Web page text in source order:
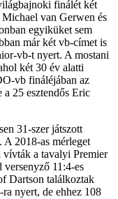
finálét két
van Gerwen és
egyiküket sem
már két vb-címet is
vb-t nyert. A mostani
két 30 év alatti
vb fináléjában az
25 esztendős Eric
31-szer játszott
A 2018-as mérleget
a tavalyi Premier
11:4-es
Dartson találkoztak
nyert, de ehhez 108